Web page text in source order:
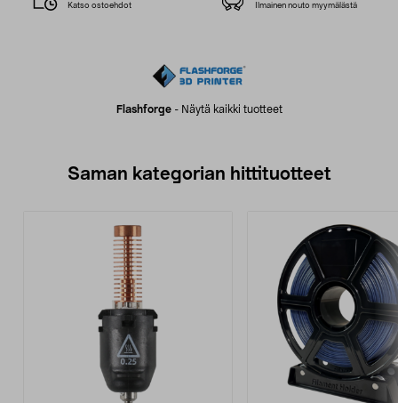
Flashforge- Näytä kaikki tuotteet
Katso ostoehdot Ilmainen nouto myymälästä
Saman kategorian hittituotteet